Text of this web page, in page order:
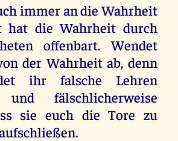
immer an die Wahrheit
hat die Wahrheit durch
offenbart. Wendet
der Wahrheit ab, denn
ihr falsche Lehren
und fälschlicherweise
sie euch die Tore zu